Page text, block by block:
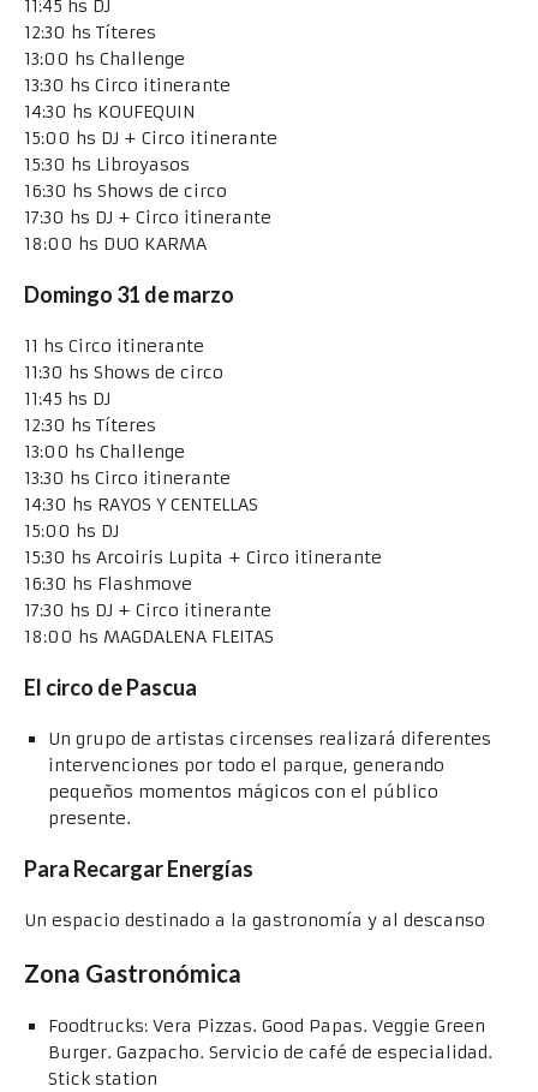
11:45 hs DJ
12:30 hs Títeres
13:00 hs Challenge
13:30 hs Circo itinerante
14:30 hs KOUFEQUIN
15:00 hs DJ + Circo itinerante
15:30 hs Libroyasos
16:30 hs Shows de circo
17:30 hs DJ + Circo itinerante
18:00 hs DUO KARMA
Domingo 31 de marzo
11 hs Circo itinerante
11:30 hs Shows de circo
11:45 hs DJ
12:30 hs Títeres
13:00 hs Challenge
13:30 hs Circo itinerante
14:30 hs RAYOS Y CENTELLAS
15:00 hs DJ
15:30 hs Arcoiris Lupita + Circo itinerante
16:30 hs Flashmove
17:30 hs DJ + Circo itinerante
18:00 hs MAGDALENA FLEITAS
El circo de Pascua
Un grupo de artistas circenses realizará diferentes
intervenciones por todo el parque, generando
pequeños momentos mágicos con el público
presente.
Para Recargar Energías
Un espacio destinado a la gastronomía y al descanso
Zona Gastronómica
Foodtrucks: Vera Pizzas. Good Papas. Veggie Green
Burger. Gazpacho. Servicio de café de especialidad.
Stick station